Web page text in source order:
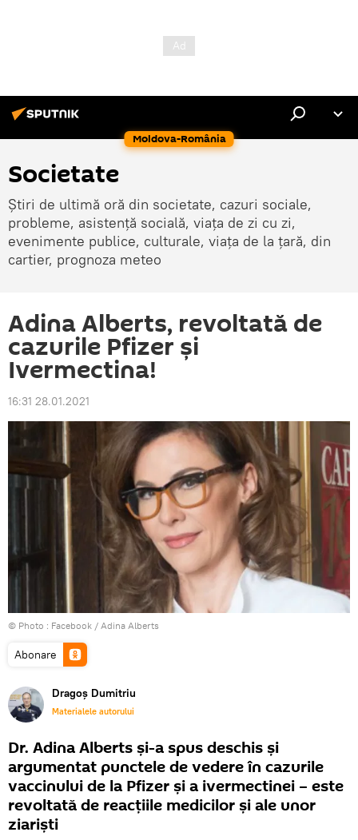
Moldova-România
Societate
Știri de ultimă oră din societate, cazuri sociale,
probleme, asistență socială, viața de zi cu zi,
evenimente publice, culturale, viața de la țară, din
cartier, prognoza meteo
Adina Alberts, revoltată de
cazurile Pfizer și
Ivermectina!
16:31 28.01.2021
© Photo : Facebook / Adina Alberts
Abonare
Dragoș Dumitriu
Materialele autorului
Dr. Adina Alberts și-a spus deschis și
argumentat punctele de vedere în cazurile
vaccinului de la Pfizer și a ivermectinei – este
revoltată de reacțiile medicilor și ale unor
ziariști